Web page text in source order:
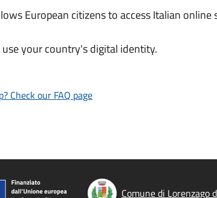
European citizens to access Italian
use your country's digital identity.
Check our FAQ page
Comune di Lorenzago